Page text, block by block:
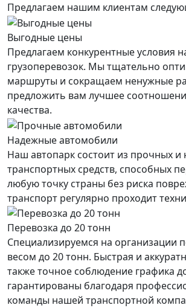
Предлагаем нашим клиентам
Выгодные цены
Предлагаем конкурентные условия
грузоперевозок. Мы тщательно
маршруты и сокращаем ненужные
предложить вам лучшее
качества.
Надежные автомобили
Наш автопарк состоит из прочных и
транспортных средств, способных
любую точку страны без риска
транспорт регулярно проходит
Перевозка до 20 тонн
Специализируемся на организации
весом до 20 тонн. Быстрая и
также точное соблюдение графика
гарантированы благодаря
команды нашей транспортной